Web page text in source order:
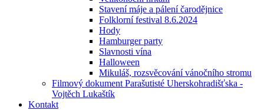
Stavení máje a pálení čarodějnice
Folklorní festival 8.6.2024
Hody
Hamburger party
Slavnosti vína
Halloween
Mikuláš, rozsvěcování vánočního stromu
Filmový dokument Parašutisté Uherskohradišťska -
Vojtěch Lukaštík
Kontakt